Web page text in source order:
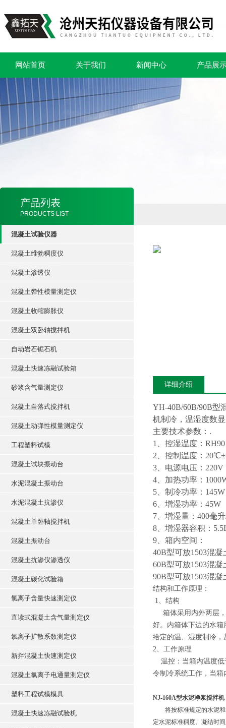
网站首页 关于我们 新闻中心 产品展
产品列表
PRODUCTS LIST
混凝土试验仪器
混凝土维勃稠度仪
混凝土渗透仪
混凝土弹性模量测定仪
混凝土收缩膨胀仪
混凝土双卧轴搅拌机
自动岩石锯石机
混凝土快速冻融试验箱
砂浆含气量测定仪
混凝土自落式搅拌机
混凝土动弹性模量测定仪
工程塑料试模
混凝土试块振动台
水泥混凝土振动台
水泥混凝土抗渗仪
混凝土单卧轴搅拌机
混凝土振动台
混凝土抗渗仪渗透仪
混凝土碳化试验箱
氯离子含量快速测定仪
直读式混凝土含气量测定仪
氯离子扩散系数测定仪
新拌混凝土快速测定仪
混凝土氯离子电通量测定仪
塑料工程试模模具
混凝土快速冻融试验机
详细介绍
YH-40B/60B/90B型
机制冷，温湿度数
主要技术参数：.
1、控湿温度：
2、控制温度：
3、电源电压：220V
4、加热功率：
5、制冷功率：145W
6、增湿功率：45W
7、增湿量：400毫
8、增湿器容积：
9、箱内空间：
40B型可放1503混凝
60B型可放1503混凝
90B型可放1503混凝
结构和工作原理：
1、结构
箱体采用内外两层，
好。内箱体下边的水
给定的温、湿度制冷
2、工作原理
温控：当箱内温度低
令制冷系统工作，当
NJ-160A型水泥净浆搅拌机
将按标准规定的水泥和
定水泥标准稠度、凝结时